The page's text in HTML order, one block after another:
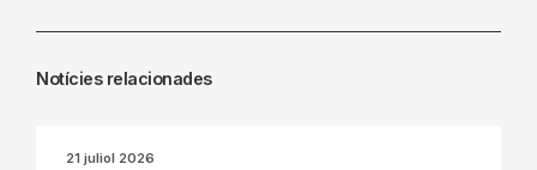
Notícies relacionades
21 juliol 2026